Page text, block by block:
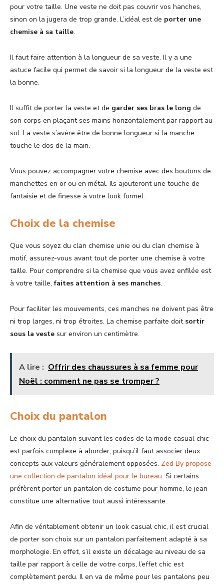
pour votre taille. Une veste ne doit pas couvrir vos hanches,
sinon on la jugera de trop grande. L’idéal est de porter une
chemise à sa taille.
Il faut faire attention à la longueur de sa veste. Il y a une
astuce facile qui permet de savoir si la longueur de la veste est
la bonne.
Il suffit de porter la veste et de garder ses bras le long de
son corps en plaçant ses mains horizontalement par rapport au
sol. La veste s’avère être de bonne longueur si la manche
touche le dos de la main.
Vous pouvez accompagner votre chemise avec des boutons de
manchettes en or ou en métal. Ils ajouteront une touche de
fantaisie et de finesse à votre look formel.
Choix de la chemise
Que vous soyez du clan chemise unie ou du clan chemise à
motif, assurez-vous avant tout de porter une chemise à votre
taille. Pour comprendre si la chemise que vous avez enfilée est
à votre taille,faites attention à ses manches.
Pour faciliter les mouvements, ces manches ne doivent pas être
ni trop larges, ni trop étroites. La chemise parfaite doit sortir
sous la veste sur environ un centimètre.
A lire : Offrir des chaussures à sa femme pour
Noël : comment ne pas se tromper ?
Choix du pantalon
Le choix du pantalon suivant les codes de la mode casual chic
est parfois complexe à aborder, puisqu’il faut associer deux
concepts aux valeurs généralement opposées. Zed By propose
une collection de pantalon idéal pour le bureau. Si certains
préfèrent porter un pantalon de costume pour homme, le jean
constitue une alternative tout aussi intéressante.
Afin de véritablement obtenir un look casual chic, il est crucial
de porter son choix sur un pantalon parfaitement adapté à sa
morphologie. En effet, s’il existe un décalage au niveau de sa
taille par rapport à celle de votre corps, l’effet chic est
complètement perdu. Il en va de même pour les pantalons peu